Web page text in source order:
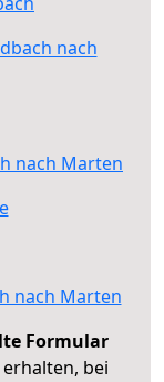
nach
nach Marten
nach Marten
Formular
bei